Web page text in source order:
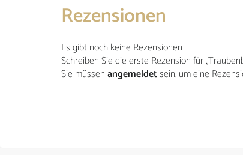
Rezensionen
Es gibt noch keine Rezensionen
Schreiben Sie die erste Rezension für
Sie müssenangemeldetsein, um eine
Widerrufsrecht für Bestellungen
Vertrag widerrufen